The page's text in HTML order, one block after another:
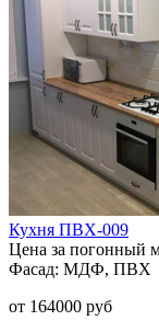
Кухня ПВХ-009
Цена за погонный
Фасад: МДФ, ПВХ
от 164000 руб